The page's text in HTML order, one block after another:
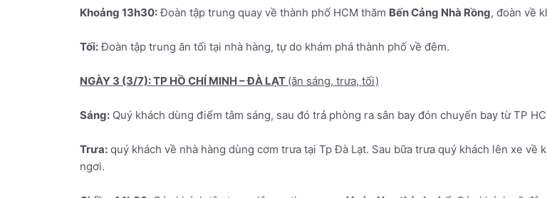
Khoảng 13h30:Đoàn tập trung quay về thành phố HCM thăm Bến Cảng Nhà Rồng, đoàn về
Tối:Đoàn tập trung ăn tối tại nhà hàng, tự do khám phá thành phố về đêm.
NGÀY 3 (3/7): TP HỒ CHÍ MINH – ĐÀ LẠT (ăn sáng, trưa, tối)
Sáng: Quý khách dùng điểm tâm sáng, sau đó trả phòng ra sân bay đón chuyến bay từ TP
Trưa: quý khách về nhà hàng dùng cơm trưa tại Tp Đà Lạt. Sau bữa trưa quý khách lên xe về
ngơi.